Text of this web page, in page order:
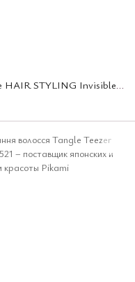
Сухой шампунь для волос Inviibobble HAIR STYLING Invisible Refresh Dry, 200 мл (078674)